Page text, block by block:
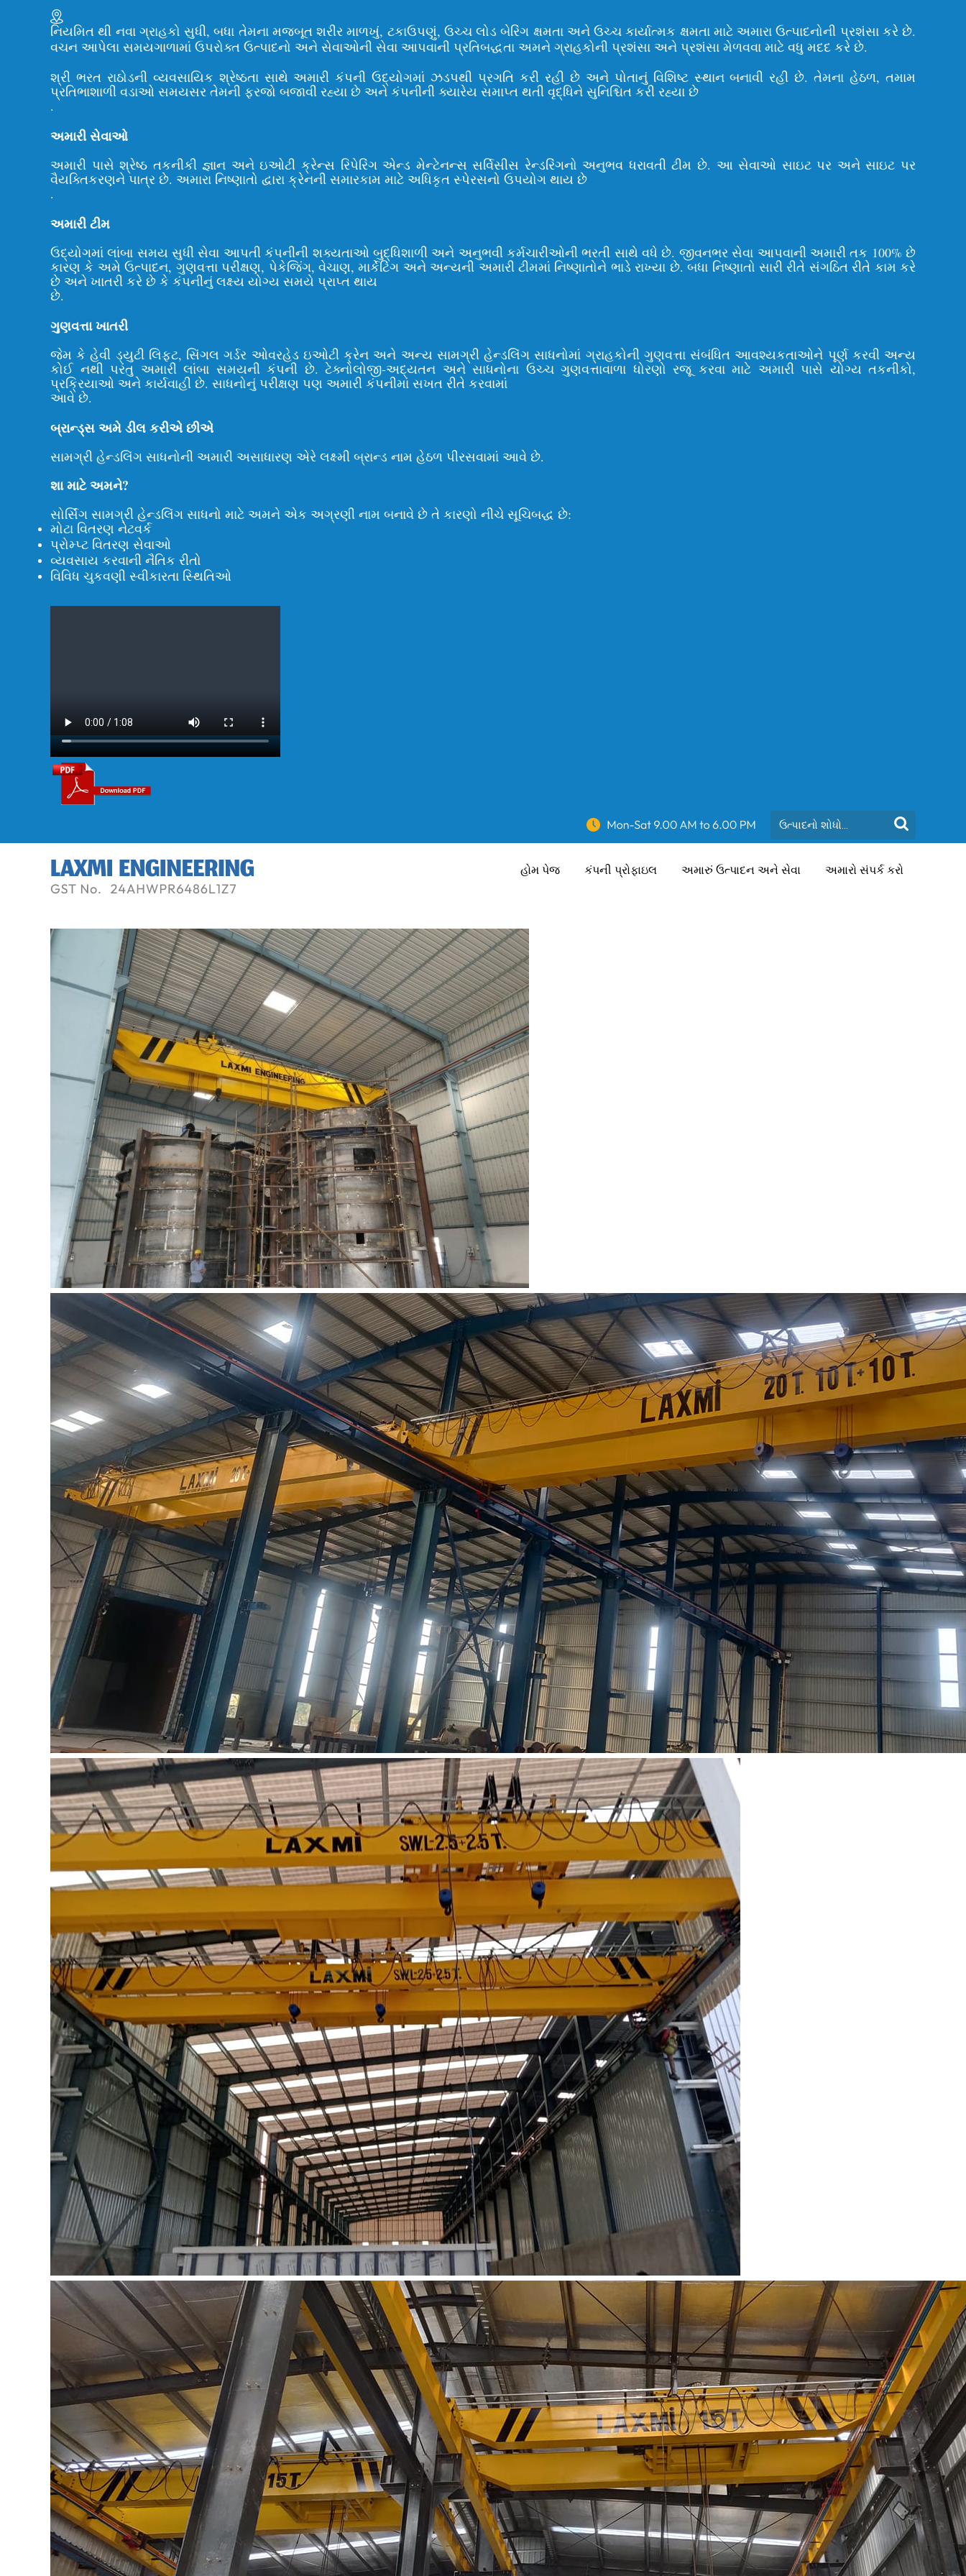
નિયમિત થી નવા ગ્રાહકો સુધી, બધા તેમના મજબૂત શરીર માળખું, ટકાઉપણું, ઉચ્ચ લોડ બેરિંગ ક્ષમતા અને ઉચ્ચ કાર્યાત્મક ક્ષમતા માટે અમારા ઉત્પાદનોની પ્રશંસા કરે છે.
વચન આપેલા સમયગાળામાં ઉપરોક્ત ઉત્પાદનો અને સેવાઓની સેવા આપવાની પ્રતિબદ્ધતા અમને ગ્રાહકોની પ્રશંસા અને પ્રશંસા મેળવવા માટે વધુ મદદ કરે છે.
શ્રી ભરત રાઠોડની વ્યવસાયિક શ્રેષ્ઠતા સાથે અમારી કંપની ઉદ્યોગમાં ઝડપથી પ્રગતિ કરી રહી છે અને પોતાનું વિશિષ્ટ સ્થાન બનાવી રહી છે. તેમના હેઠળ, તમામ
પ્રતિભાશાળી વડાઓ સમયસર તેમની ફરજો બજાવી રહ્યા છે અને કંપનીની ક્યારેય સમાપ્ત થતી વૃદ્ધિને સુનિશ્ચિત કરી રહ્યા છે
.
અમારી સેવાઓ
અમારી પાસે શ્રેષ્ઠ તકનીકી જ્ઞાન અને ઇઓટી ક્રેન્સ રિપેરિંગ એન્ડ મેન્ટેનન્સ સર્વિસીસ રેન્ડરિંગનો અનુભવ ધરાવતી ટીમ છે. આ સેવાઓ સાઇટ પર અને સાઇટ પર
વૈયક્તિકરણને પાત્ર છે. અમારા નિષ્ણાતો દ્વારા ક્રેનની સમારકામ માટે અધિકૃત સ્પેરસનો ઉપયોગ થાય છે
.
અમારી ટીમ
ઉદ્યોગમાં લાંબા સમય સુધી સેવા આપતી કંપનીની શક્યતાઓ બુદ્ધિશાળી અને અનુભવી કર્મચારીઓની ભરતી સાથે વધે છે. જીવનભર સેવા આપવાની અમારી તક 100% છે
કારણ કે અમે ઉત્પાદન, ગુણવત્તા પરીક્ષણ, પેકેજિંગ, વેચાણ, માર્કેટિંગ અને અન્યની અમારી ટીમમાં નિષ્ણાતોને ભાડે રાખ્યા છે. બધા નિષ્ણાતો સારી રીતે સંગઠિત રીતે કામ કરે
છે અને ખાતરી કરે છે કે કંપનીનું લક્ષ્ય યોગ્ય સમયે પ્રાપ્ત થાય
છે.
ગુણવત્તા ખાતરી
જેમ કે હેવી ડ્યુટી લિફ્ટ, સિંગલ ગર્ડર ઓવરહેડ ઇઓટી ક્રેન અને અન્ય સામગ્રી હેન્ડલિંગ સાધનોમાં ગ્રાહકોની ગુણવત્તા સંબંધિત આવશ્યકતાઓને પૂર્ણ કરવી અન્ય
કોઈ નથી પરંતુ અમારી લાંબા સમયની કંપની છે. ટેક્નોલોજી-અદ્યતન અને સાધનોના ઉચ્ચ ગુણવત્તાવાળા ધોરણો રજૂ કરવા માટે અમારી પાસે યોગ્ય તકનીકો,
પ્રક્રિયાઓ અને કાર્યવાહી છે. સાધનોનું પરીક્ષણ પણ અમારી કંપનીમાં સખત રીતે કરવામાં
આવે છે.
બ્રાન્ડ્સ અમે ડીલ કરીએ છીએ
સામગ્રી હેન્ડલિંગ સાધનોની અમારી અસાધારણ એરે લક્ષ્મી બ્રાન્ડ નામ હેઠળ પીરસવામાં આવે છે.
શા માટે અમને?
સોર્સિંગ સામગ્રી હેન્ડલિંગ સાધનો માટે અમને એક અગ્રણી નામ બનાવે છે તે કારણો નીચે સૂચિબદ્ધ છે:
મોટા વિતરણ નેટવર્ક
પ્રોમ્પ્ટ વિતરણ સેવાઓ
વ્યવસાય કરવાની નૈતિક રીતો
વિવિધ ચુકવણી સ્વીકારતા સ્થિતિઓ
હોમ પેજ કંપની પ્રોફાઇલ અમારું ઉત્પાદન અને સેવા અમારો સંપર્ક કરો